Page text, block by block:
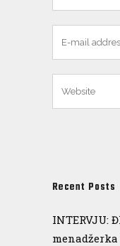
Recent Posts
INTERVJU: